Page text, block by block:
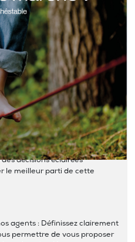
de mars 2025
est en équilibre, avec une offre
C’est une bonne occasion
de trouver des opportunités. Que
nous sommes là pour vous
décisions éclairées
le meilleur parti de cette
agents : Définissez clairement
permettre de vous proposer